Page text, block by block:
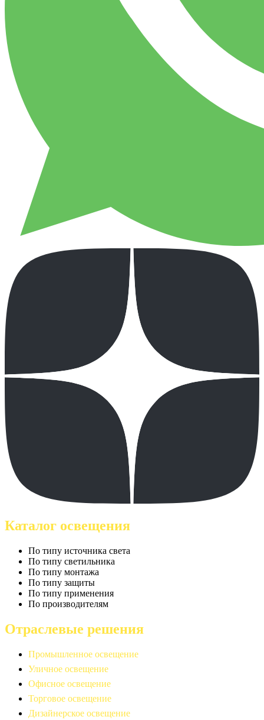
Каталог освещения
По типу источника света
По типу светильника
По типу монтажа
По типу защиты
По типу применения
По производителям
Отраслевые решения
Промышленное освещение
Уличное освещение
Офисное освещение
Торговое освещение
Дизайнерское освещение